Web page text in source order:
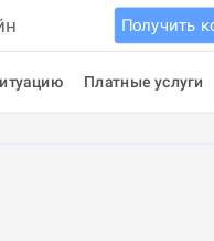
Получить
Платные услуги